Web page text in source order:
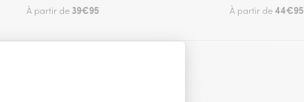
À partir de 39€95 À partir de44€95